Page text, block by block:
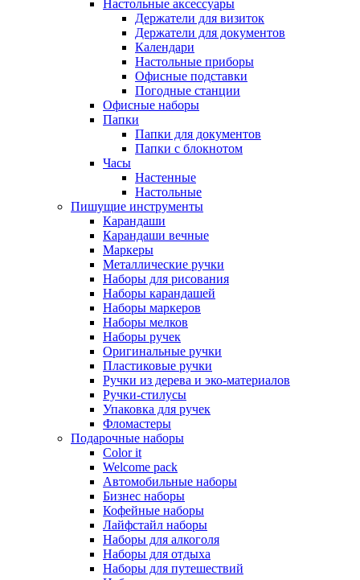
Настольные аксессуары
Держатели для визиток
Держатели для документов
Календари
Настольные приборы
Офисные подставки
Погодные станции
Офисные наборы
Папки
Папки для документов
Папки с блокнотом
Часы
Настенные
Настольные
Пишущие инструменты
Карандаши
Карандаши вечные
Маркеры
Металлические ручки
Наборы для рисования
Наборы карандашей
Наборы маркеров
Наборы мелков
Наборы ручек
Оригинальные ручки
Пластиковые ручки
Ручки из дерева и эко-материалов
Ручки-стилусы
Упаковка для ручек
Фломастеры
Подарочные наборы
Color it
Welcome pack
Автомобильные наборы
Бизнес наборы
Кофейные наборы
Лайфстайл наборы
Наборы для алкоголя
Наборы для отдыха
Наборы для путешествий